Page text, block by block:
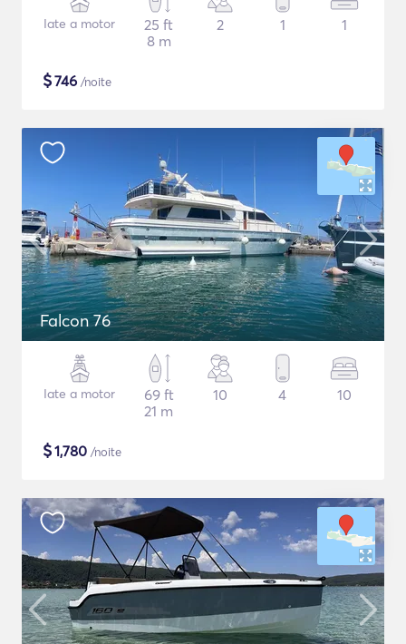
Iate a motor
25 ft
8 m
2 1 1
$746 /noite
Falcon 76
Iate a motor
69 ft
21 m
10 4 10
$1,780 /noite